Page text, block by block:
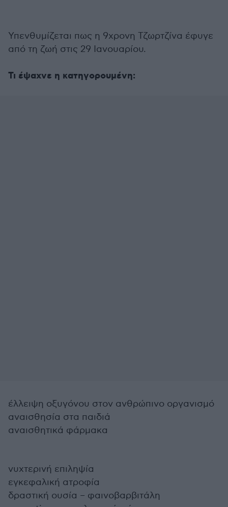
Υπενθυμίζεται πως η 9χρονη Τζωρτζίνα έφυγε
από τη ζωή στις 29 Ιανουαρίου.
Τι έψαχνε η κατηγορουμένη:
έλλειψη οξυγόνου στον ανθρώπινο οργανισμό
αναισθησία στα παιδιά
αναισθητικά φάρμακα
νυχτερινή επιληψία
εγκεφαλική ατροφία
δραστική ουσία – φαινοβαρβιτάλη